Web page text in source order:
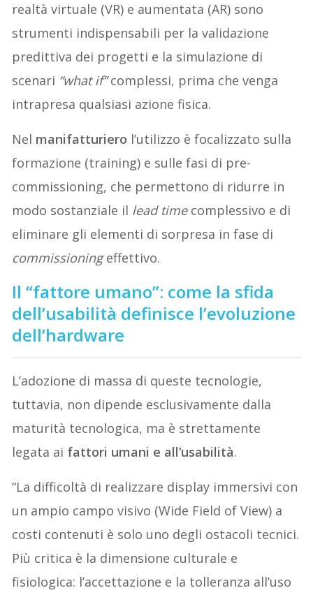
realtà virtuale (VR) e aumentata (AR) sono
strumenti indispensabili per la validazione
predittiva dei progetti e la simulazione di
scenari “what if”complessi, prima che venga
intrapresa qualsiasi azione fisica.
Nel manifatturiero l’utilizzo è focalizzato sulla
formazione (training) e sulle fasi di pre-
commissioning, che permettono di ridurre in
modo sostanziale il lead timecomplessivo e di
eliminare gli elementi di sorpresa in fase di
commissioningeffettivo.
Il “fattore umano”: come la sfida
dell’usabilità definisce l’evoluzione
dell’hardware
L’adozione di massa di queste tecnologie,
tuttavia, non dipende esclusivamente dalla
maturità tecnologica, ma è strettamente
legata ai fattori umani e all’usabilità.
“La difficoltà di realizzare display immersivi con
un ampio campo visivo (Wide Field of View) a
costi contenuti è solo uno degli ostacoli tecnici.
Più critica è la dimensione culturale e
fisiologica: l’accettazione e la tolleranza all’uso